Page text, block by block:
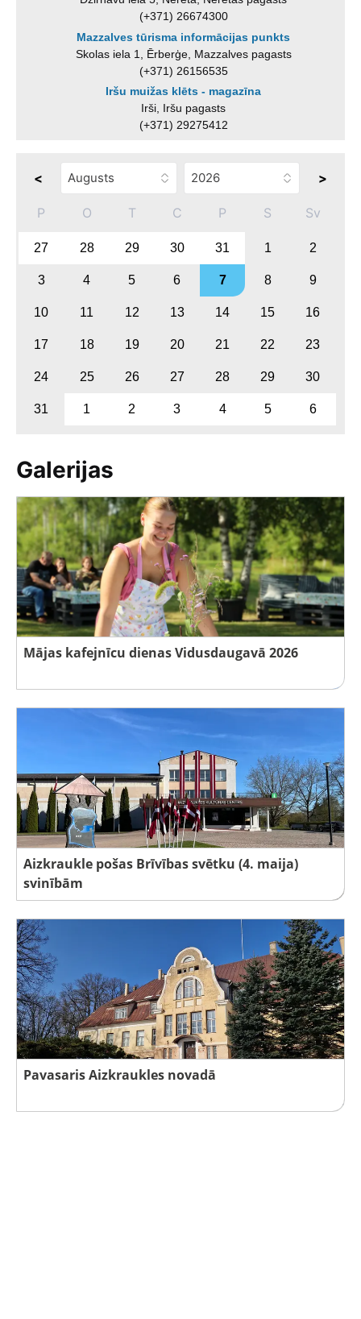
(+371) 26674300
Mazzalves tūrisma informācijas punkts
Skolas iela 1, Ērberģe, Mazzalves pagasts
(+371) 26156535
Iršu muižas klēts - magazīna
Irši, Iršu pagasts
(+371) 29275412
< >
P O T C P S Sv
27 28 29 30 31 1 2
3 4 5 6 7 8 9
10 11 12 13 14 15 16
17 18 19 20 21 22 23
24 25 26 27 28 29 30
31 1 2 3 4 5 6
Galerijas
Mājas kafejnīcu dienas Vidusdaugavā 2026
Aizkraukle pošas Brīvības svētku (4. maija)
svinībām
Pavasaris Aizkraukles novadā